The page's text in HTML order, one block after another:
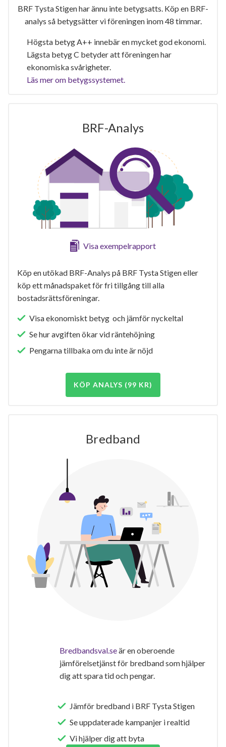
BRF Tysta Stigen har ännu inte betygsatts. Köp en BRF-
analys så betygsätter vi föreningen inom 48 timmar.
Högsta betyg A++ innebär en mycket god ekonomi.
Lägsta betyg C betyder att föreningen har
ekonomiska svårigheter.
Läs mer om betygssystemet.
BRF-Analys
Visa exempelrapport
Köp en utökad BRF-Analys på BRF Tysta Stigen eller
köp ett månadspaket för fri tillgång till alla
bostadsrättsföreningar.
Visa ekonomiskt betyg och jämför nyckeltal
Se hur avgiften ökar vid räntehöjning
Pengarna tillbaka om du inte är nöjd
KÖP ANALYS (99 KR)
Bredband
Bredbandsval.seär en oberoende
jämförelsetjänst för bredband som hjälper
dig att spara tid och pengar.
Jämför bredband i BRF Tysta Stigen
Se uppdaterade kampanjer i realtid
Vi hjälper dig att byta